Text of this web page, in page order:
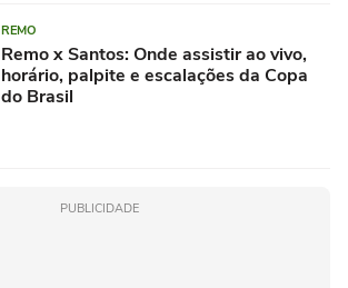
REMO
Remo x Santos: Onde assistir ao vivo,
horário, palpite e escalações da Copa
do Brasil
PUBLICIDADE